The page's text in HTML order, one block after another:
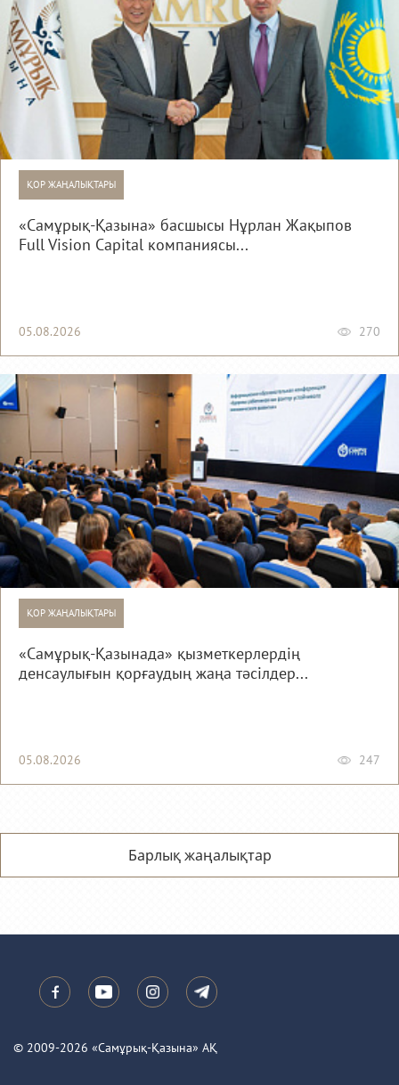
ҚОР ЖАҢАЛЫҚТАРЫ
«Самұрық-Қазына» басшысы Нұрлан Жақыпов
Full Vision Capital компаниясы...
05.08.2026 270
ҚОР ЖАҢАЛЫҚТАРЫ
«Самұрық-Қазынада» қызметкерлердің
денсаулығын қорғаудың жаңа тәсілдер...
05.08.2026 247
Барлық жаңалықтар
© 2009-2026 «Самұрық-Қазына» АҚ